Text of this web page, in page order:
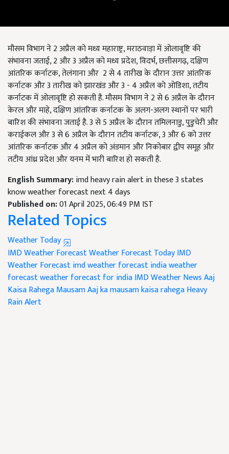
मौसम विभाग ने 2 अप्रैल को मध्य महाराष्ट्र, मराठवाड़ा में ओलावृष्टि की
संभावना जताई, 2 और 3 अप्रैल को मध्य प्रदेश, विदर्भ, छत्तीसगढ़, दक्षिण
आंतरिक कर्नाटक, तेलंगाना और 2 से 4 तारीख के दौरान उत्तर आंतरिक
कर्नाटक और 3 तारीख को झारखंड और 3 - 4 अप्रैल को ओडिशा, तटीय
कर्नाटक में ओलावृष्टि हो सकती है. मौसम विभाग ने 2 से 6 अप्रैल के दौरान
केरल और माहे, दक्षिण आंतरिक कर्नाटक के अलग-अलग स्थानों पर भारी
बारिश की संभावना जताई है. 3 से 5 अप्रैल के दौरान तमिलनाडु, पुडुचेरी और
कराईकल और 3 से 6 अप्रैल के दौरान तटीय कर्नाटक, 3 और 6 को उत्तर
आंतरिक कर्नाटक और 4 अप्रैल को अंडमान और निकोबार द्वीप समूह और
तटीय आंध्र प्रदेश और यनम में भारी बारिश हो सकती है.
English Summary:imd heavy rain alert in these 3 states
know weather forecast next 4 days
Published on:01 April 2025, 06:49 PM IST
Related Topics
Weather Today
IMD Weather ForecastWeather ForecastToday IMD
Weather Forecastimd weather forecastindia weather
forecastweather forecast for indiaIMD Weather NewsAaj
Kaisa Rahega MausamAaj ka mausam kaisa rahegaHeavy
Rain Alert